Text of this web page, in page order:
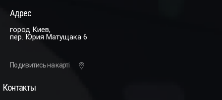
Адрес
город Киев,
пер. Юрия Матущака 6
Подивитись на карті
Контакты